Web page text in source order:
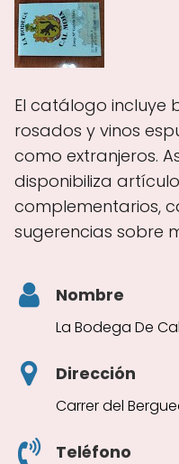
El catálogo incluye
rosados y vinos
como extranjeros.
disponibiliza
complementarios,
sugerencias sobre
Nombre
La Bodega De
Dirección
Carrer del
Teléfono